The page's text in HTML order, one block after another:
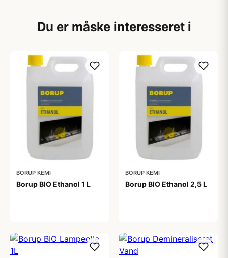
Du er måske interesseret i
BORUP KEMI
Borup BIO Ethanol 1 L
BORUP KEMI
Borup BIO Ethanol 2,5 L